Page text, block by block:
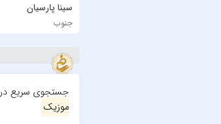
سینا پارسیان
جنوب
جستجوی سریع در
موزیک